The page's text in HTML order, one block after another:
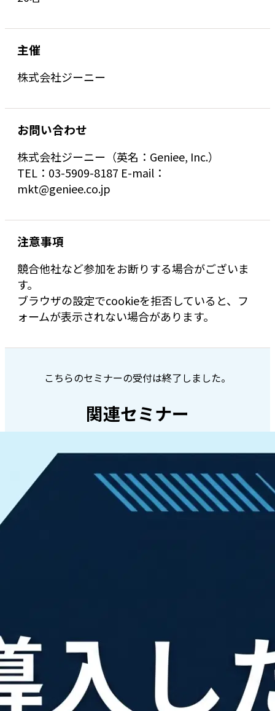
主催
株式会社ジーニー
お問い合わせ
株式会社ジーニー（英名：Geniee, Inc.）
TEL：03-5909-8187 E-mail：
mkt@geniee.co.jp
注意事項
競合他社など参加をお断りする場合がございま
す。
ブラウザの設定でcookieを拒否していると、フ
ォームが表示されない場合があります。
こちらのセミナーの受付は終了しました。
関連セミナー